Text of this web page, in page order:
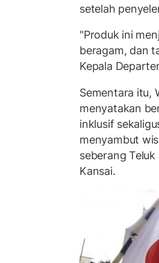
setelah
"Produk ini
beragam, dan
Kepala
Sementara itu,
menyatakan
inklusif
menyambut
seberang
Kansai.